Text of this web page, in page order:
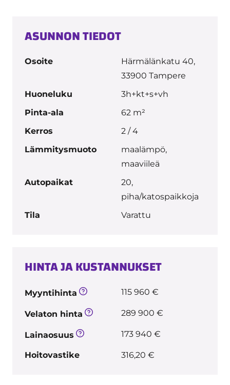
ASUNNON TIEDOT
Osoite
Härmälänkatu 40,
33900 Tampere
Huoneluku
3h+kt+s+vh
Pinta-ala
62 m²
Kerros
2 / 4
Lämmitysmuoto
maalämpö,
maaviileä
Autopaikat
20,
piha/katospaikkoja
Tila
Varattu
HINTA JA KUSTANNUKSET
Myyntihinta 115 960 €
Velaton hinta 289 900 €
Lainaosuus 173 940 €
Hoitovastike 316,20 €